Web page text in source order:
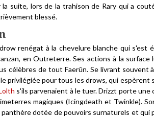
la suite, lors de la trahison de Rary qui a
blessé.
renégat à la chevelure blanche qui s'est
en Outreterre. Ses actions à la surface
célèbres de tout Faerûn. Se livrant souvent
privilégiée pour tous les drows, qui espèrent
s'ils parvenaient à le tuer. Drizzt porte
magiques (Icingdeath et Twinkle).
dotée de pouvoirs surnaturels et qui